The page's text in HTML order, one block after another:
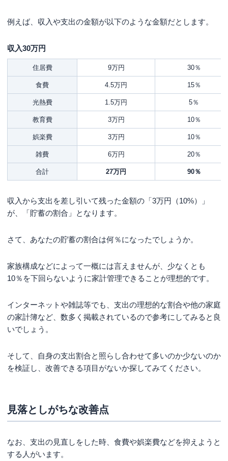
例えば、収入や支出の金額が以下のような金額だとします。
収入30万円
住居費 9万円 30％
食費 4.5万円 15％
光熱費 1.5万円 5％
教育費 3万円 10％
娯楽費 3万円 10％
雑費 6万円 20％
合計 27万円 90％
収入から支出を差し引いて残った金額の「3万円（10%）」
が、「貯蓄の割合」となります。
さて、あなたの貯蓄の割合は何％になったでしょうか。
家族構成などによって一概には言えませんが、少なくとも
10％を下回らないように家計管理できることが理想的です。
インターネットや雑誌等でも、支出の理想的な割合や他の家庭
の家計簿など、数多く掲載されているので参考にしてみると良
いでしょう。
そして、自身の支出割合と照らし合わせて多いのか少ないのか
を検証し、改善できる項目がないか探してみてください。
見落としがちな改善点
なお、支出の見直しをした時、食費や娯楽費などを抑えようと
する人がいます。